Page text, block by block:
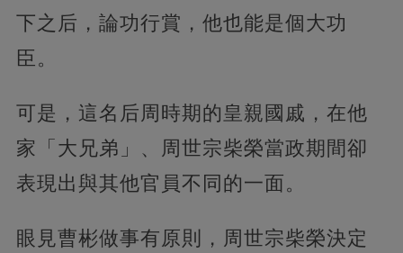
下之后，論功行賞，他也能是個大功
臣。
可是，這名后周時期的皇親國戚，在他
家「大兄弟」、周世宗柴榮當政期間卻
表現出與其他官員不同的一面。
眼見曹彬做事有原則，周世宗柴榮決定